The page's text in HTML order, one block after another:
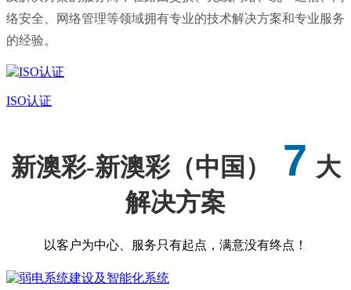
络安全、网络管理等领域拥有专业的技术解决方案和专业服务
的经验。
ISO认证
新澳彩-新澳彩（中国） 7 大
解决方案
以客户为中心、服务只有起点，满意没有终点！